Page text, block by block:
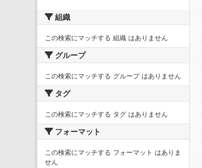
組織
この検索にマッチする 組織 はありません
グループ
この検索にマッチする グループ はありません
タグ
この検索にマッチする タグ はありません
フォーマット
この検索にマッチする フォーマット はありま
せん